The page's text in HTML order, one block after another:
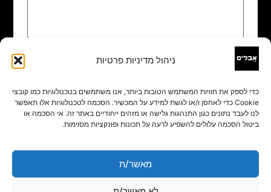
ניהול מדיניות פרטיות
כדי לספק את חוויות המשתמש הטובות ביותר, אנו משתמשים בטכנולוגיות כמו קובצי
Cookie כדי לאחסן ו/או לגשת למידע על המכשיר. הסכמה לטכנולוגיות אלו תאפשר
לנו לעבד נתונים כגון התנהגות גלישה או מזהים ייחודיים באתר זה. אי הסכמה או
ביטול הסכמה עלולים להשפיע לרעה על תכונות ופונקציות מסוימות.
מאשר/ת
שם
אימייל*